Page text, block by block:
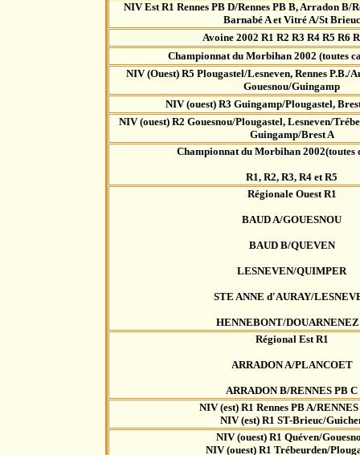
NIV Est R1 Rennes PB D/Rennes PB B, Arradon B/
Barnabé A et Vitré A/St Brieuc
Avoine 2002 R1 R2 R3 R4 R5 R6
Championnat du Morbihan 2002 (toutes
NIV (Ouest) R5 Plougastel/Lesneven, Rennes P.B./
Gouesnou/Guingamp
NIV (ouest) R3 Guingamp/Plougastel,
NIV (ouest) R2 Gouesnou/Plougastel, Lesneven/
Guingamp/Brest A
Championnat du Morbihan 2002(toutes
R1, R2, R3, R4 et R5
Régionale Ouest R1
BAUD A/GOUESNOU
BAUD B/QUEVEN
LESNEVEN/QUIMPER
STE ANNE d'AURAY/
HENNEBONT/DOUARNENEZ
Régional Est R1
ARRADON A/PLANCOET
ARRADON B/RENNES PB C
NIV (est) R1 Rennes PB A/
NIV (est) R1 ST-Brieuc/
NIV (ouest) R1 Quéven/
NIV (ouest) R1 Trébeurden/